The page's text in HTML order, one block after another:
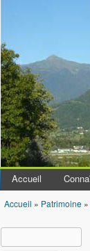
Accueil
Vous êtes ici
Accueil » Patrimoine »
Formulaire